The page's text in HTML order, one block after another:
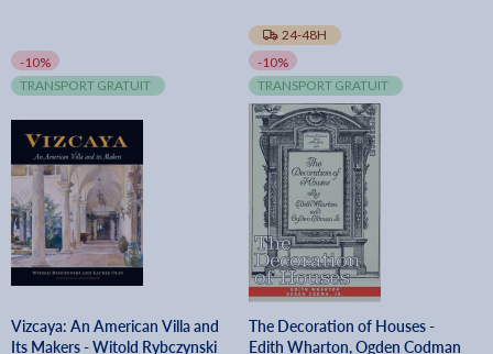
-10%
TRANSPORT GRATUIT
Vizcaya: An American Villa and
Its Makers - Witold Rybczynski
24-48H
-10%
TRANSPORT GRATUIT
The Decoration of Houses -
Edith Wharton, Ogden Codman